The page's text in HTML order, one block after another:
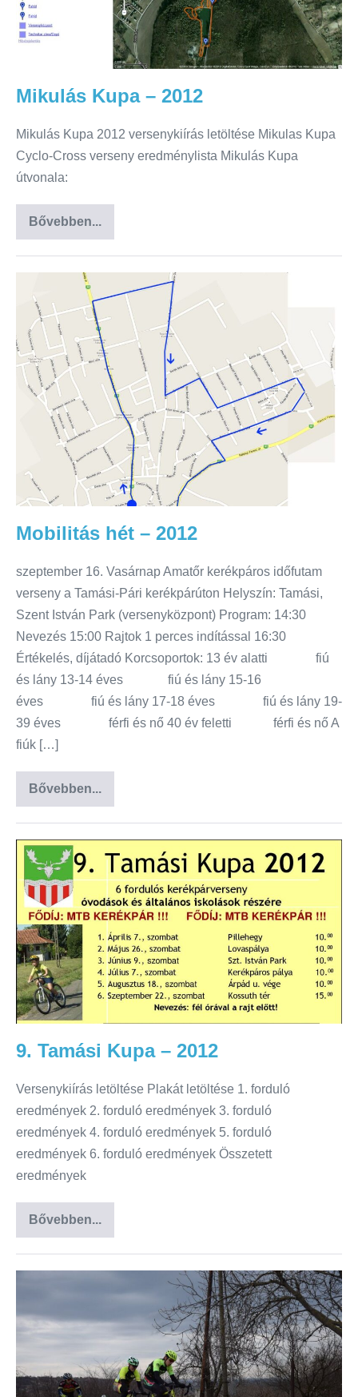
Mikulás Kupa – 2012
Mikulás Kupa 2012 versenykiírás letöltése Mikulas Kupa
Cyclo-Cross verseny eredménylista Mikulás Kupa
útvonala:
Bővebben...
Mobilitás hét – 2012
szeptember 16. Vasárnap Amatőr kerékpáros időfutam
verseny a Tamási-Pári kerékpárúton Helyszín: Tamási,
Szent István Park (versenyközpont) Program: 14:30
Nevezés 15:00 Rajtok 1 perces indítással 16:30
Értékelés, díjátadó Korcsoportok: 13 év alatti fiú
és lány 13-14 éves fiú és lány 15-16
éves fiú és lány 17-18 éves fiú és lány 19-
39 éves férfi és nő 40 év feletti férfi és nő A
fiúk […]
Bővebben...
9. Tamási Kupa – 2012
Versenykiírás letöltése Plakát letöltése 1. forduló
eredmények 2. forduló eredmények 3. forduló
eredmények 4. forduló eredmények 5. forduló
eredmények 6. forduló eredmények Összetett
eredmények
Bővebben...